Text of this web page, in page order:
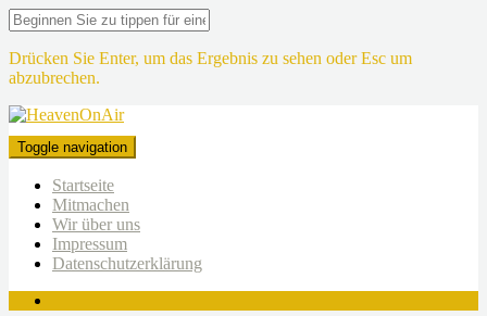
Drücken Sie Enter, um das Ergebnis zu sehen oder Esc um
abzubrechen.
Toggle navigation
Startseite
Mitmachen
Wir über uns
Impressum
Datenschutzerklärung